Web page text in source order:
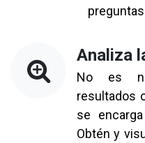
Analiza
No es
resultados
se
Obtén y